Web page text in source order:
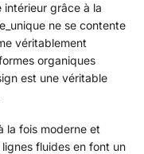
grâce à la
ne se contente
véritablement
organiques
est une véritable
la fois moderne et
fluides en font un